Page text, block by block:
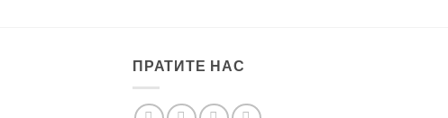
ПРАТИТЕ НАС